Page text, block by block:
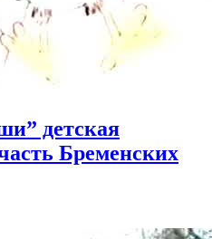
детская
Бременских